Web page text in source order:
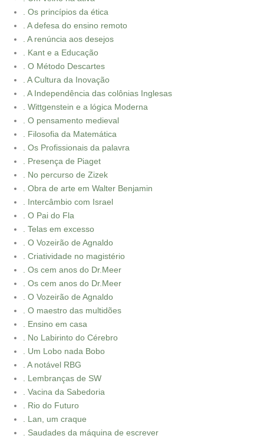
. Os princípios da ética
. A defesa do ensino remoto
. A renúncia aos desejos
. Kant e a Educação
. O Método Descartes
. A Cultura da Inovação
. A Independência das colônias Inglesas
. Wittgenstein e a lógica Moderna
. O pensamento medieval
. Filosofia da Matemática
. Os Profissionais da palavra
. Presença de Piaget
. No percurso de Zizek
. Obra de arte em Walter Benjamin
. Intercâmbio com Israel
. O Pai do Fla
. Telas em excesso
. O Vozeirão de Agnaldo
. Criatividade no magistério
. Os cem anos do Dr.Meer
. Os cem anos do Dr.Meer
. O Vozeirão de Agnaldo
. O maestro das multidões
. Ensino em casa
. No Labirinto do Cérebro
. Um Lobo nada Bobo
. A notável RBG
. Lembranças de SW
. Vacina da Sabedoria
. Rio do Futuro
. Lan, um craque
. Saudades da máquina de escrever